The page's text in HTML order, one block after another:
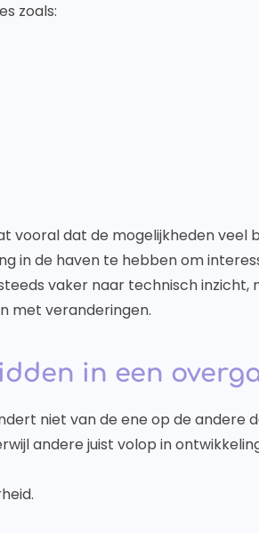
zoals:
vooral dat de mogelijkheden veel
in de haven te hebben om
vaker naar technisch inzicht,
met veranderingen.
in een
niet van de ene op de andere
andere juist volop in